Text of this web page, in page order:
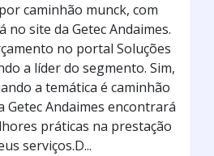
caminhão munck, com
no site da Getec Andaimes.
no portal Soluções
a líder do segmento. Sim,
a temática é caminhão
Getec Andaimes encontrará
práticas na prestação
serviços.D...